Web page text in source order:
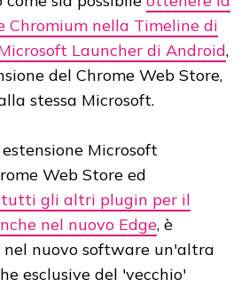
Chromium nella Timeline di
Launcher di Android,
del Chrome Web Store,
stessa Microsoft.
Microsoft
Web Store ed
tutti gli altri plugin per il
nel nuovo Edge, è
nel nuovo software un'altra
esclusive del 'vecchio'